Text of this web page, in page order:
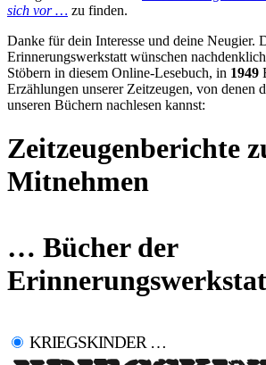
sich vor … zu finden.
Danke für dein Interesse und deine Neugier.
Erinnerungswerkstatt wünschen
Stöbern in diesem Online-Lesebuch, in 1949
Erzählungen unserer Zeitzeugen, von denen
unseren Büchern nachlesen kannst:
Zeitzeugenberichte
Mitnehmen
… Bücher der
KRIEGSKINDER …